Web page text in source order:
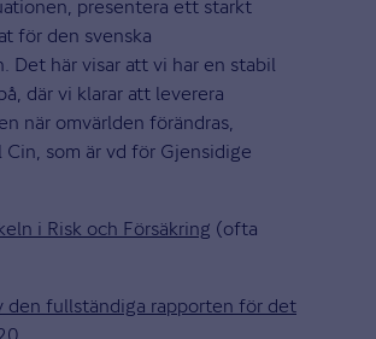
presentera ett starkt
för den svenska
Det här visar att vi har en stabil
där vi klarar att leverera
när omvärlden förändras,
Cin, som är vd för Gjensidige
i Risk och Försäkring (ofta
den fullständiga rapporten för det